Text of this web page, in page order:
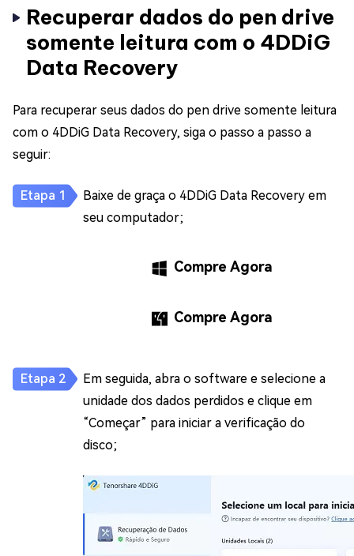
Recuperar dados do pen drive
somente leitura com o 4DDiG
Data Recovery
Para recuperar seus dados do pen drive somente leitura
com o 4DDiG Data Recovery, siga o passo a passo a
seguir:
Baixe de graça o 4DDiG Data Recovery em
seu computador;
Compre Agora
Compre Agora
Em seguida, abra o software e selecione a
unidade dos dados perdidos e clique em
“Começar” para iniciar a verificação do
disco;